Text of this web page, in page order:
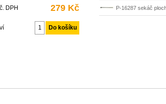
DPH 279 Kč P-16287 sekáč